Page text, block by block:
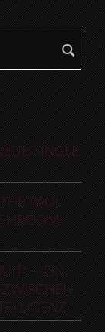
SINGLE
PAUL
– EIN
ZWISCHEN